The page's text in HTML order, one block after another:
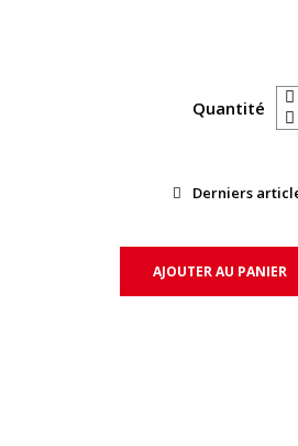
Quantité
Derniers
AJOUTER AU PANIER